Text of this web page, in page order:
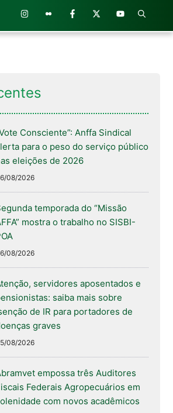
Consciente”: Anffa Sindical
para o peso do serviço público
eleições de 2026
08/2026
temporada do “Missão
mostra o trabalho no SISBI-
08/2026
servidores aposentados e
saiba mais sobre
de IR para portadores de
graves
08/2026
empossa três Auditores
Federais Agropecuários em
com novos acadêmicos